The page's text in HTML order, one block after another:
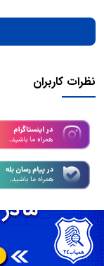
نظرات کاربران
تمامی حقوق مادی و